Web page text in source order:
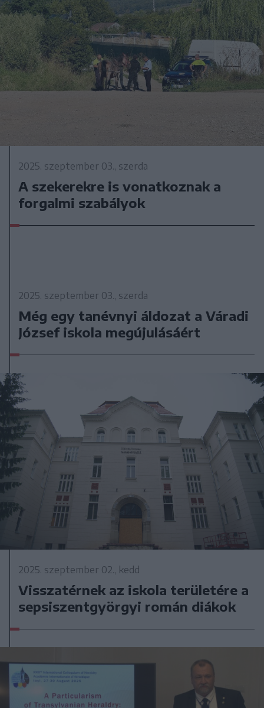
2025. szeptember 03., szerda
A szekerekre is vonatkoznak a
forgalmi szabályok
2025. szeptember 03., szerda
Még egy tanévnyi áldozat a Váradi
József iskola megújulásáért
2025. szeptember 02., kedd
Visszatérnek az iskola területére a
sepsiszentgyörgyi román diákok